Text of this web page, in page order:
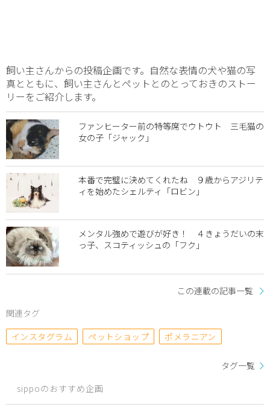
飼い主さんからの投稿企画です。自然な表情の犬や猫の写
真とともに、飼い主さんとペットとのとっておきのストー
リーをご紹介します。
ファンヒーター前の特等席でウトウト 三毛猫の
女の子「ジャック」
本番で完璧に決めてくれたね ９歳からアジリテ
ィを始めたシェルティ「ロビン」
メンタル強めで遊びが好き！ ４きょうだいの末
っ子、スコティッシュの「フク」
この連載の記事一覧
関連タグ
インスタグラム
ペットショップ ポメラニアン
タグ一覧
sippoのおすすめ企画